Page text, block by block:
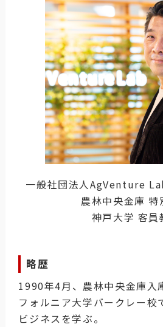
一般社団法人AgVenture
農林中央金庫 特
神戸大学 客員
略歴
1990年4月、農林中央金庫入
フォルニア大学バークレー校
ビジネスを学ぶ。